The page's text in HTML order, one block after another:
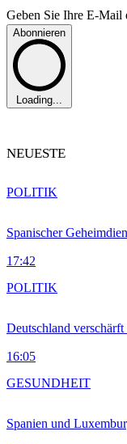
Geben Sie Ihre E-Mail
Abonnieren
Loading...
NEUESTE
Spanischer
17:42
POLITIK
Deutschland
16:05
POLITIK
Spanien und
GESUNDHEIT